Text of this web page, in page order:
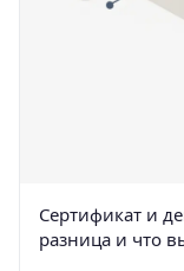
Сертификат и
разница и что